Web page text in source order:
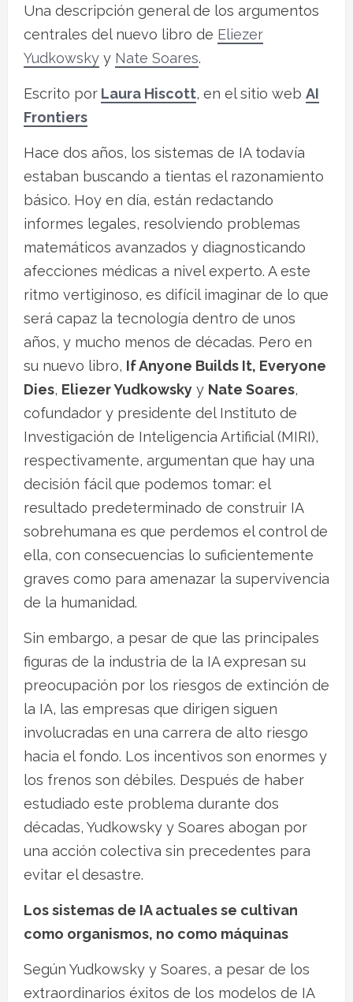
Una descripción general de los argumentos
centrales del nuevo libro de Eliezer
Yudkowsky y Nate Soares.
Escrito por Laura Hiscott, en el sitio web AI
Frontiers
Hace dos años, los sistemas de IA todavía
estaban buscando a tientas el razonamiento
básico. Hoy en día, están redactando
informes legales, resolviendo problemas
matemáticos avanzados y diagnosticando
afecciones médicas a nivel experto. A este
ritmo vertiginoso, es difícil imaginar de lo que
será capaz la tecnología dentro de unos
años, y mucho menos de décadas. Pero en
su nuevo libro, If Anyone Builds It, Everyone
Dies, Eliezer Yudkowsky y Nate Soares,
cofundador y presidente del Instituto de
Investigación de Inteligencia Artificial (MIRI),
respectivamente, argumentan que hay una
decisión fácil que podemos tomar: el
resultado predeterminado de construir IA
sobrehumana es que perdemos el control de
ella, con consecuencias lo suficientemente
graves como para amenazar la supervivencia
de la humanidad.
Sin embargo, a pesar de que las principales
figuras de la industria de la IA expresan su
preocupación por los riesgos de extinción de
la IA, las empresas que dirigen siguen
involucradas en una carrera de alto riesgo
hacia el fondo. Los incentivos son enormes y
los frenos son débiles. Después de haber
estudiado este problema durante dos
décadas, Yudkowsky y Soares abogan por
una acción colectiva sin precedentes para
evitar el desastre.
Los sistemas de IA actuales se cultivan
como organismos, no como máquinas
Según Yudkowsky y Soares, a pesar de los
extraordinarios éxitos de los modelos de IA